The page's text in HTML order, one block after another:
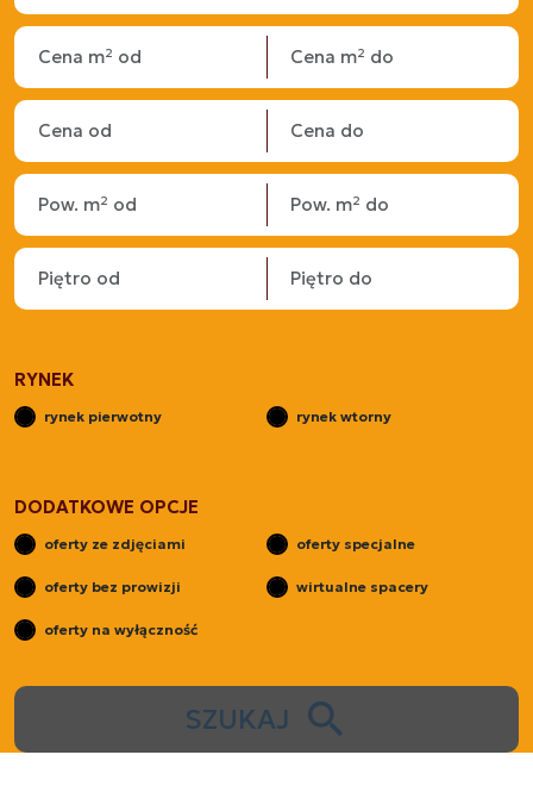
RYNEK
rynek pierwotny rynek wtorny
DODATKOWE OPCJE
oferty ze zdjęciami oferty specjalne
oferty bez prowizji wirtualne spacery
oferty na wyłączność
SZUKAJ